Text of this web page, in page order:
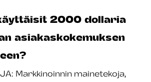
2000 dollaria
asiakaskokemuksen
Markkinoinnin mainetekoja,